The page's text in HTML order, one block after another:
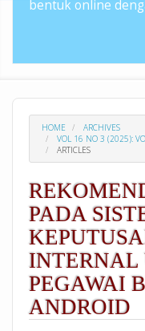
bentuk online
HOME
ARCHIVES
VOL 16 NO 3 (2025):
ARTICLES
PADA
INTERNAL
PEGAWAI
ANDROID